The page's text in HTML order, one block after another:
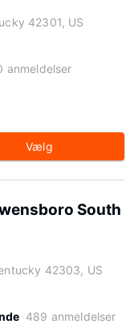
42301, US
anmeldelser
Vælg
South
42303, US
489 anmeldelser